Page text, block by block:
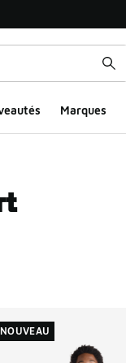
Marques
NOUVEAU